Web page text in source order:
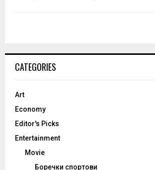
CATEGORIES
Art
Economy
Editor's Picks
Entertainment
Movie
Боречки спортови